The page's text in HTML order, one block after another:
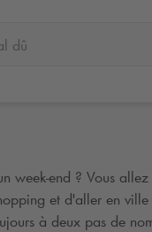
dû
week-end ? Vous
et d'aller en
à deux pas de